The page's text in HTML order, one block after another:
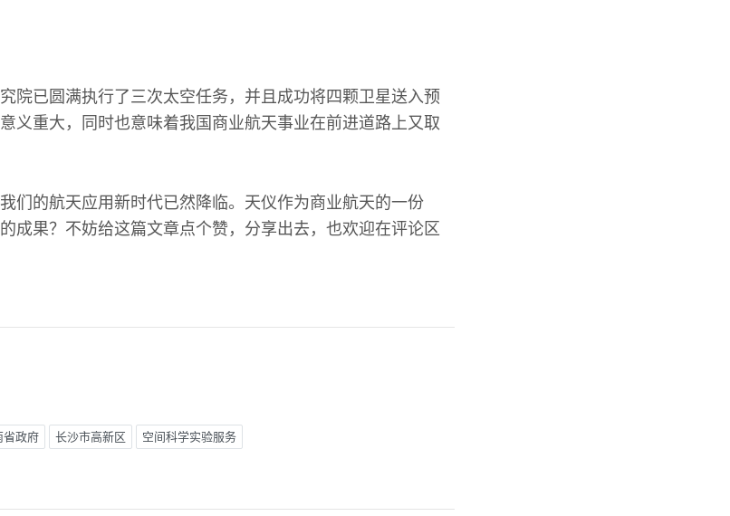
院已圆满执行了三次太空任务，并且成功将四颗卫星送入预
义重大，同时也意味着我国商业航天事业在前进道路上又取
们的航天应用新时代已然降临。天仪作为商业航天的一份
成果？不妨给这篇文章点个赞，分享出去，也欢迎在评论区
省政府 长沙市高新区 空间科学实验服务